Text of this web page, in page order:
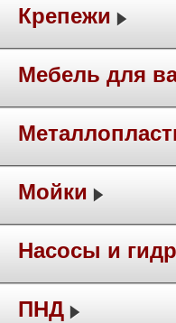
Крепежи
Мебель для
Мойки
Насосы и
ПНД